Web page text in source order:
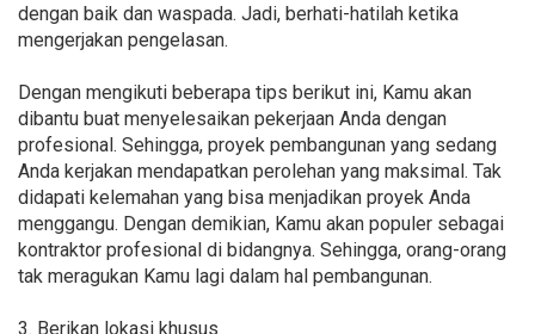
dengan baik dan waspada. Jadi, berhati-hatilah ketika
mengerjakan pengelasan.
Dengan mengikuti beberapa tips berikut ini, Kamu akan
dibantu buat menyelesaikan pekerjaan Anda dengan
profesional. Sehingga, proyek pembangunan yang sedang
Anda kerjakan mendapatkan perolehan yang maksimal. Tak
didapati kelemahan yang bisa menjadikan proyek Anda
menggangu. Dengan demikian, Kamu akan populer sebagai
kontraktor profesional di bidangnya. Sehingga, orang-orang
tak meragukan Kamu lagi dalam hal pembangunan.
3. Berikan lokasi khusus